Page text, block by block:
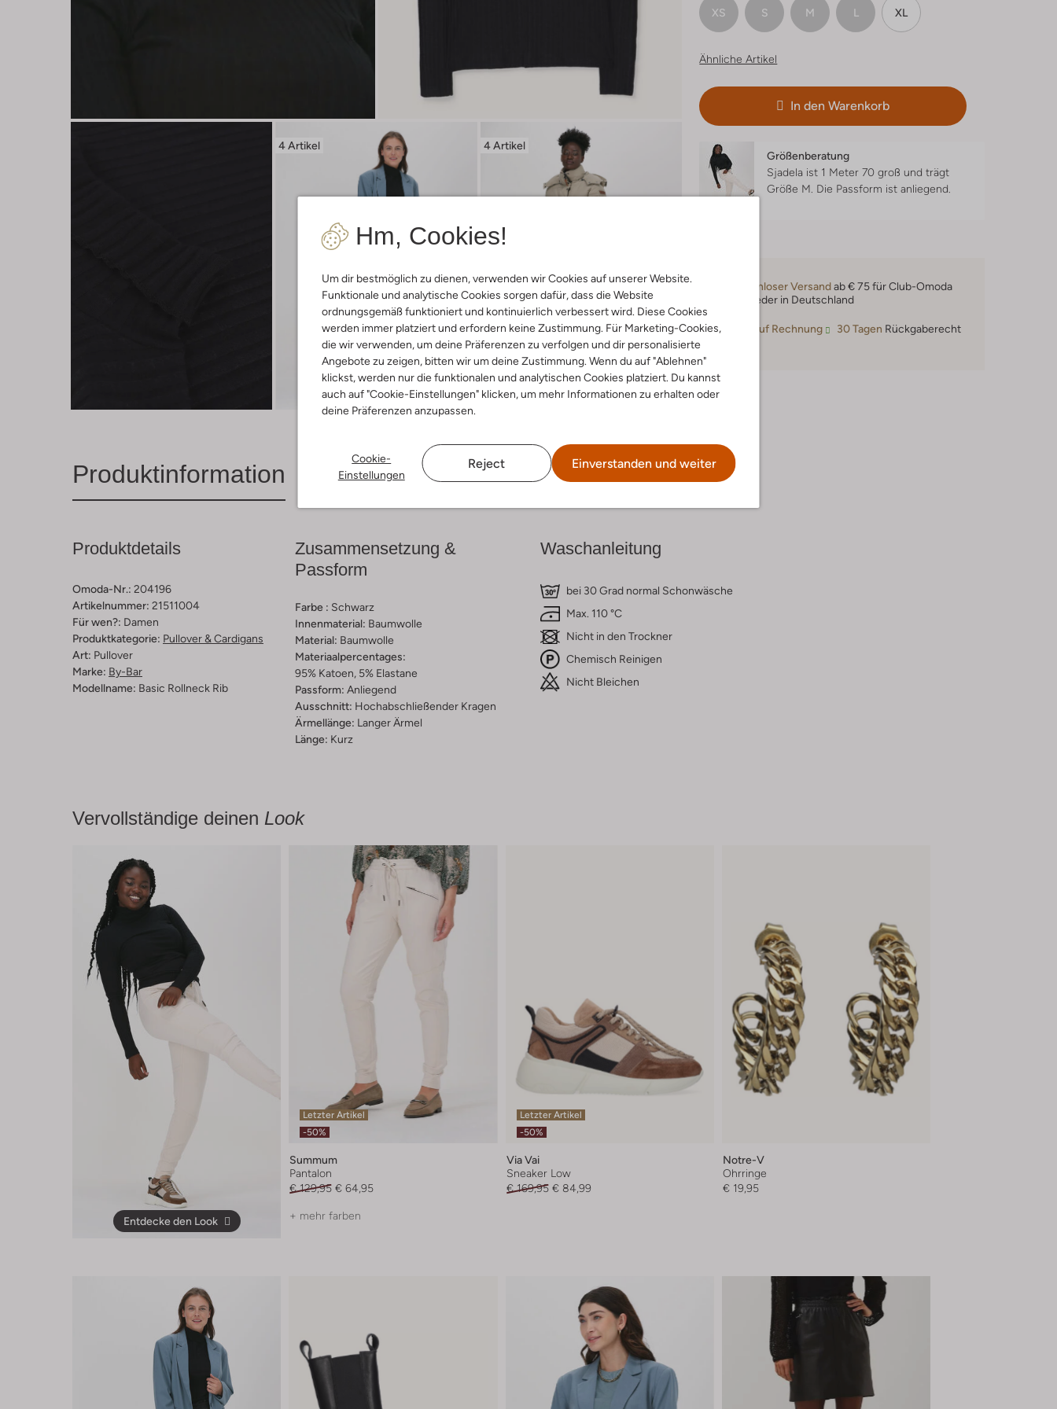
Hm, Cookies!
Um dir bestmöglich zu dienen, verwenden wir Cookies auf unserer Website.
Funktionale und analytische Cookies sorgen dafür, dass die Website
ordnungsgemäß funktioniert und kontinuierlich verbessert wird. Diese Cookies
werden immer platziert und erfordern keine Zustimmung. Für Marketing-Cookies,
die wir verwenden, um deine Präferenzen zu verfolgen und dir personalisierte
Angebote zu zeigen, bitten wir um deine Zustimmung. Wenn du auf "Ablehnen"
klickst, werden nur die funktionalen und analytischen Cookies platziert. Du kannst
auch auf "Cookie-Einstellungen" klicken, um mehr Informationen zu erhalten oder
deine Präferenzen anzupassen.
Cookie-
Einstellungen
Reject Einverstanden und weiter
4 Artikel
Entdecke den Look
4 Artikel
Entdecke den Look
XS S M L XL
Ähnliche Artikel
In den Warenkorb
Größenberatung
Sjadela ist 1 Meter 70 groß und trägt
Größe M. Die Passform istanliegend.
Kostenloser Versandab € 75 für Club-Omoda
Mitglieder in Deutschland
Kauf auf Rechnung 30 Tagen Rückgaberecht
Produktinformation Lieferung & Rückgabe
Produktdetails
Omoda-Nr.: 204196
Artikelnummer: 21511004
Für wen?: Damen
Produktkategorie: Pullover & Cardigans
Art: Pullover
Marke: By-Bar
Modellname: Basic Rollneck Rib
Zusammensetzung &
Passform
Farbe : Schwarz
Innenmaterial: Baumwolle
Material: Baumwolle
Materiaalpercentages:
95% Katoen, 5% Elastane
Passform: Anliegend
Ausschnitt: Hochabschließender Kragen
Ärmellänge: Langer Ärmel
Länge: Kurz
Waschanleitung
bei 30 Grad normal Schonwäsche
Max. 110 °C
Nicht in den Trockner
Chemisch Reinigen
Nicht Bleichen
Vervollständige deinen Look
Entdecke den Look
Letzter Artikel
-50%
Summum
Pantalon
€ 129,95 € 64,95
+ mehr farben
Letzter Artikel
-50%
Via Vai
Sneaker Low
€ 169,95 € 84,99
Notre-V
Ohrringe
€ 19,95